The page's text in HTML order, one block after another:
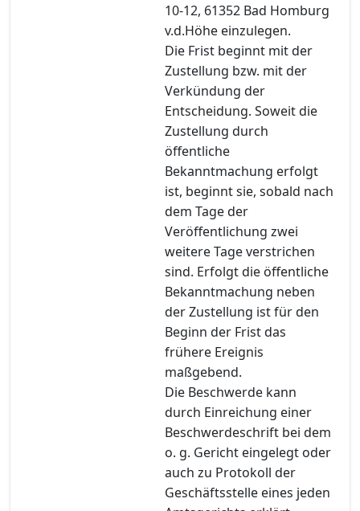
10-12, 61352 Bad Homburg
v.d.Höhe einzulegen.
Die Frist beginnt mit der
Zustellung bzw. mit der
Verkündung der
Entscheidung. Soweit die
Zustellung durch
öffentliche
Bekanntmachung erfolgt
ist, beginnt sie, sobald nach
dem Tage der
Veröffentlichung zwei
weitere Tage verstrichen
sind. Erfolgt die öffentliche
Bekanntmachung neben
der Zustellung ist für den
Beginn der Frist das
frühere Ereignis
maßgebend.
Die Beschwerde kann
durch Einreichung einer
Beschwerdeschrift bei dem
o. g. Gericht eingelegt oder
auch zu Protokoll der
Geschäftsstelle eines jeden